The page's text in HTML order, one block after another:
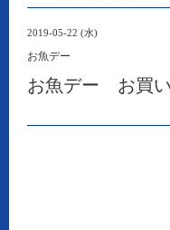
2019-05-22 (水)
お魚デー
お魚デー お買い